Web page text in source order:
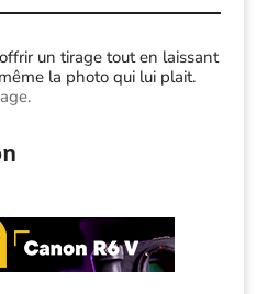
un tirage tout en laissant
la photo qui lui plait.